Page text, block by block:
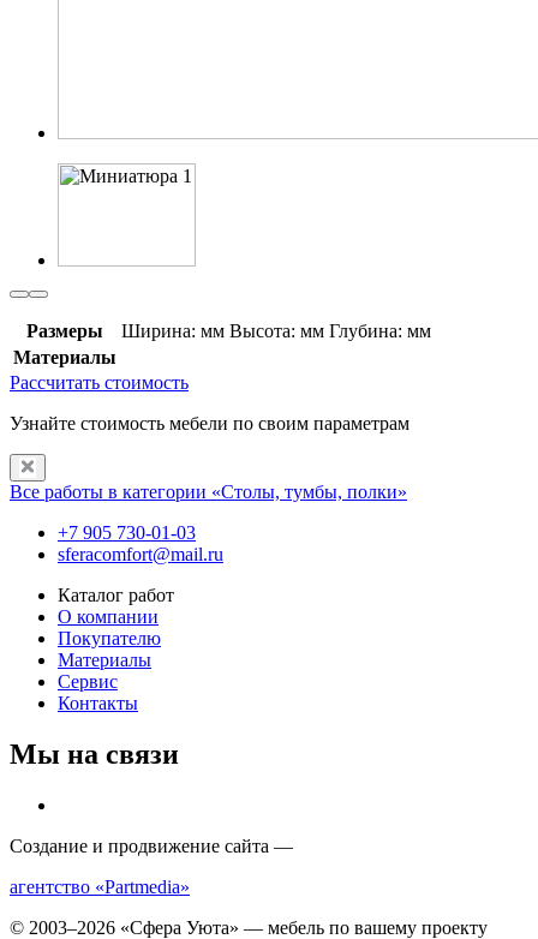
Размеры Ширина: мм Высота: мм Глубина: мм
Материалы
Рассчитать стоимость
Узнайте стоимость мебели по своим параметрам
Все работы в категории «Столы, тумбы, полки»
+7 905 730-01-03
sferacomfort@mail.ru
Каталог работ
О компании
Покупателю
Материалы
Сервис
Контакты
Мы на связи
Создание и продвижение сайта —
агентство «Partmedia»
© 2003–2026 «Сфера Уюта» — мебель по вашему проекту